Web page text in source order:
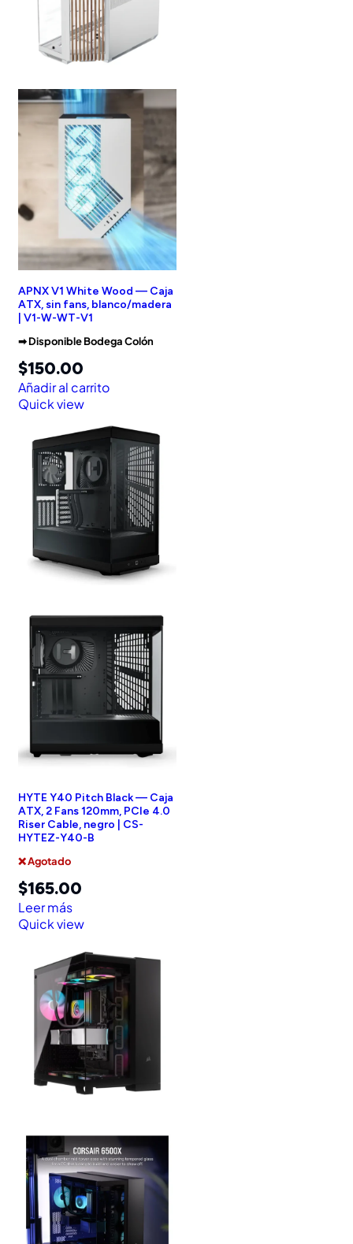
APNX V1 White Wood — Caja
ATX, sin fans, blanco/madera
| V1-W-WT-V1
➡︎ Disponible Bodega Colón
$150.00
Añadir al carrito
Quick view
HYTE Y40 Pitch Black — Caja
ATX, 2 Fans 120mm, PCIe 4.0
Riser Cable, negro | CS-
HYTEZ-Y40-B
❌ Agotado
$165.00
Leer más
Quick view